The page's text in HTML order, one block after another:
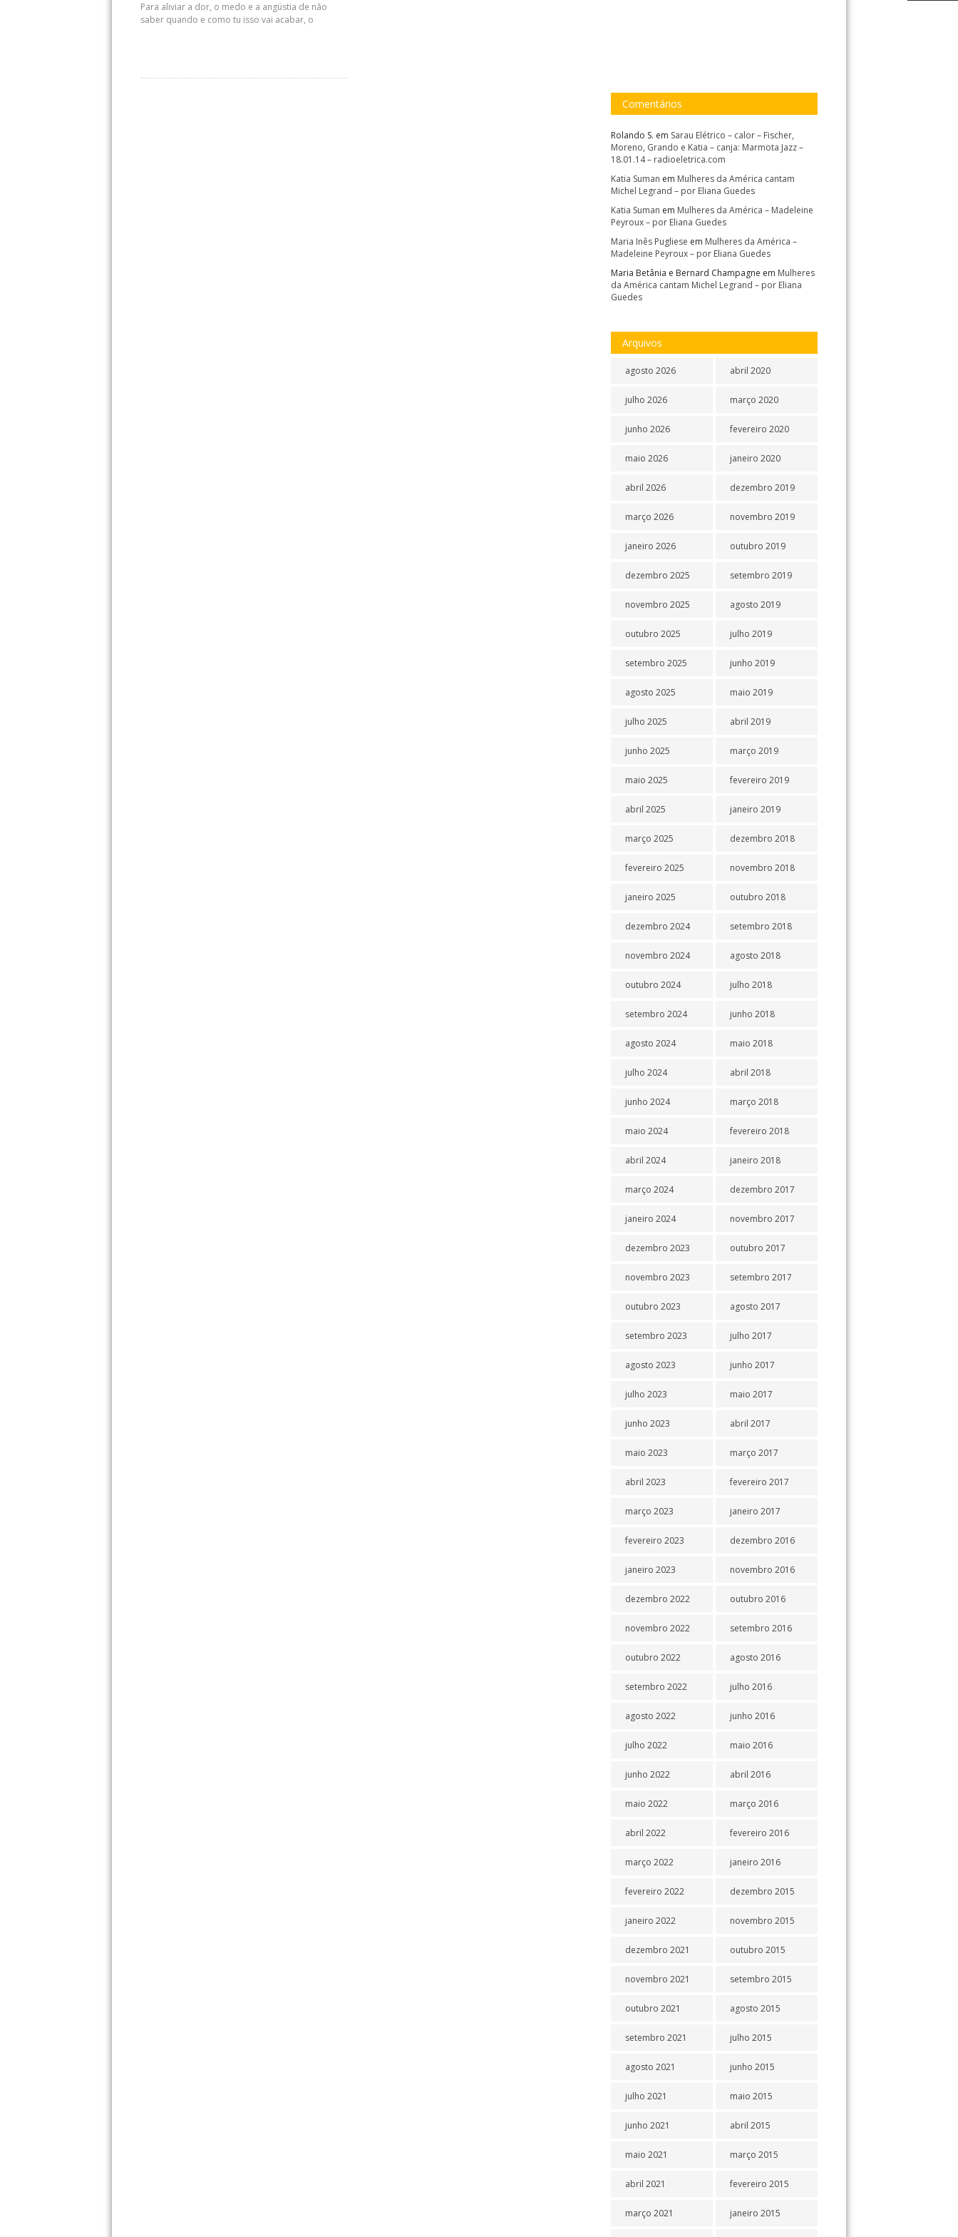
Para aliviar a dor, o medo e a angústia de não
saber quando e como tu isso vai acabar, o
Comentários
Rolando S. em Sarau Elétrico – calor – Fischer,
Moreno, Grando e Katia – canja: Marmota Jazz –
18.01.14 – radioeletrica.com
Katia Suman em Mulheres da América cantam
Michel Legrand – por Eliana Guedes
Katia Suman em Mulheres da América – Madeleine
Peyroux – por Eliana Guedes
Maria Inês Pugliese em Mulheres da América –
Madeleine Peyroux – por Eliana Guedes
Maria Betânia e Bernard Champagne em Mulheres
da América cantam Michel Legrand – por Eliana
Guedes
Arquivos
agosto 2026
julho 2026
junho 2026
maio 2026
abril 2026
março 2026
janeiro 2026
dezembro 2025
novembro 2025
outubro 2025
setembro 2025
agosto 2025
julho 2025
junho 2025
maio 2025
abril 2025
março 2025
fevereiro 2025
janeiro 2025
dezembro 2024
novembro 2024
outubro 2024
setembro 2024
agosto 2024
julho 2024
junho 2024
maio 2024
abril 2024
março 2024
janeiro 2024
dezembro 2023
novembro 2023
outubro 2023
setembro 2023
agosto 2023
julho 2023
junho 2023
maio 2023
abril 2023
março 2023
fevereiro 2023
janeiro 2023
dezembro 2022
novembro 2022
outubro 2022
setembro 2022
agosto 2022
julho 2022
junho 2022
maio 2022
abril 2022
março 2022
fevereiro 2022
janeiro 2022
dezembro 2021
novembro 2021
outubro 2021
setembro 2021
agosto 2021
julho 2021
junho 2021
maio 2021
abril 2021
março 2021
abril 2020
março 2020
fevereiro 2020
janeiro 2020
dezembro 2019
novembro 2019
outubro 2019
setembro 2019
agosto 2019
julho 2019
junho 2019
maio 2019
abril 2019
março 2019
fevereiro 2019
janeiro 2019
dezembro 2018
novembro 2018
outubro 2018
setembro 2018
agosto 2018
julho 2018
junho 2018
maio 2018
abril 2018
março 2018
fevereiro 2018
janeiro 2018
dezembro 2017
novembro 2017
outubro 2017
setembro 2017
agosto 2017
julho 2017
junho 2017
maio 2017
abril 2017
março 2017
fevereiro 2017
janeiro 2017
dezembro 2016
novembro 2016
outubro 2016
setembro 2016
agosto 2016
julho 2016
junho 2016
maio 2016
abril 2016
março 2016
fevereiro 2016
janeiro 2016
dezembro 2015
novembro 2015
outubro 2015
setembro 2015
agosto 2015
julho 2015
junho 2015
maio 2015
abril 2015
março 2015
fevereiro 2015
janeiro 2015